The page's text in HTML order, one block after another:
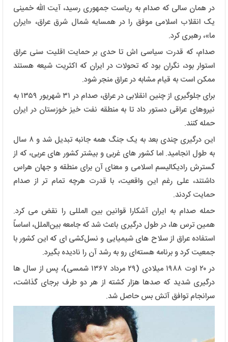
در همان سالی که صدام به ریاست جمهوری رسید، آیت الله خمینی
یک انقلاب اسلامی موفق را در همسایه شمال شرق عراق، «ایران
ما»، رهبری کرد.
صدام، که قدرت سیاسی اش تا حدی بر حمایت اقلیت سنی عراق
استوار بود، نگران بود که تحولات در ایران که اکثریت شیعه هستند
ممکن است به قیام مشابه در عراق منجر شود.
برای جلوگیری از چنین انقلابی در عراق، صدام در ۳۱ شهریور ۱۳۵۹ به
نیروهای عراقی دستور داد تا به منطقه نفت خیز خوزستان در ایران
حمله کنند.
این درگیری چندی بعد به یک جنگ همه جانبه تبدیل شد و ۸ سال
به طول انجامید. اما کشور های غربی و بیشتر کشور های عربی، که از
گسترش رادیکالیسم اسلامی و معنای آن برای منطقه و جهان هراس
داشتند، علی رغم این واقعیت، با قدرت هرچه تمام تر از صدام
حمایت کردند.
حمله صدام به ایران آشکارا قوانین بین المللی را نقض می کرد.
همین ترس‌ ها، در طول درگیری باعث شد که جامعه بین‌الملل، اساساً
استفاده عراق از سلاح ‌های شیمیایی و نسل‌کشی ای که این کشور با
جمعیت کرد و برنامه هسته‌ای رو به رشد آن را نادیده بگیرد.
در ۲۰ اوت ۱۹۸۸ میلادی (۲۹ مرداد ۱۳۶۷ شمسی)، پس از سال ها
درگیری شدید که صدها هزار کشته از هر دو طرف برجای گذاشت،
سرانجام توافق آتش بس حاصل شد.